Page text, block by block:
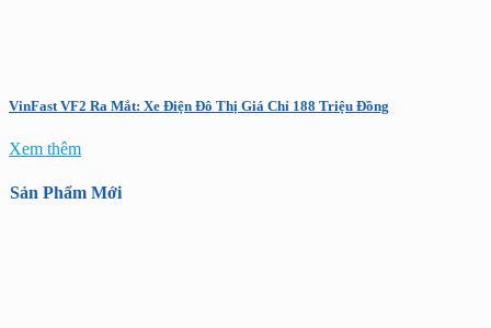
VinFast VF2 Ra Mắt: Xe Điện Đô Thị Giá Chỉ 188 Triệu Đồng
Xem thêm
Sản Phẩm Mới